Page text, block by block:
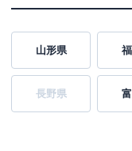
山形県
長野県